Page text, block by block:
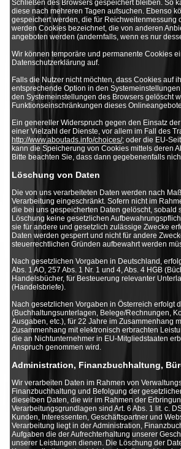
Schließen des Browsers gespeichert bleiben. So
diese nach mehreren Tagen aufsuchen. Ebenso
gespeichert werden, die für Reichweitenmessung
werden Cookies bezeichnet, die von anderen
angeboten werden (andernfalls, wenn es nur
Wir können temporäre und permanente Cookies
Datenschutzerklärung auf.
Falls die Nutzer nicht möchten, dass Cookies auf
entsprechende Option in den
den Systemeinstellungen des Browsers gelöscht
Funktionseinschränkungen dieses
Ein genereller Widerspruch gegen den Einsatz
einer Vielzahl der Dienste, vor allem im Fall des
http://www.aboutads.info/choices/; oder die EU-
kann die Speicherung von Cookies mittels deren
Bitte beachten Sie, dass dann gegebenenfalls
Löschung von Daten
Die von uns verarbeiteten Daten werden nach
Verarbeitung eingeschränkt. Sofern nicht im
die bei uns gespeicherten Daten gelöscht,
Löschung keine gesetzlichen
sie für andere und gesetzlich zulässige Zwecke
Daten werden gesperrt und nicht für andere
steuerrechtlichen Gründen aufbewahrt werden
Nach gesetzlichen Vorgaben in Deutschland,
Abs. 1 AO, 257 Abs. 1 Nr. 1 und 4, Abs. 4 HGB
Handelsbücher, für Besteuerung relevanter
(Handelsbriefe).
Nach gesetzlichen Vorgaben in Österreich erfolgt
(Buchhaltungsunterlagen, Belege/Rechnungen,
Ausgaben, etc.), für 22 Jahre im Zusammenhang
Zusammenhang mit elektronisch erbrachten
die an Nichtunternehmer in EU-Mitgliedstaaten
Anspruch genommen wird.
Administration, Finanzbuchhaltung,
Wir verarbeiten Daten im Rahmen von
Finanzbuchhaltung und Befolgung der
dieselben Daten, die wir im Rahmen der
Verarbeitungsgrundlagen sind Art. 6 Abs. 1 lit. c.
Kunden, Interessenten, Geschäftspartner und
Verarbeitung liegt in der Administration,
Aufgaben die der Aufrechterhaltung unserer
unserer Leistungen dienen. Die Löschung der